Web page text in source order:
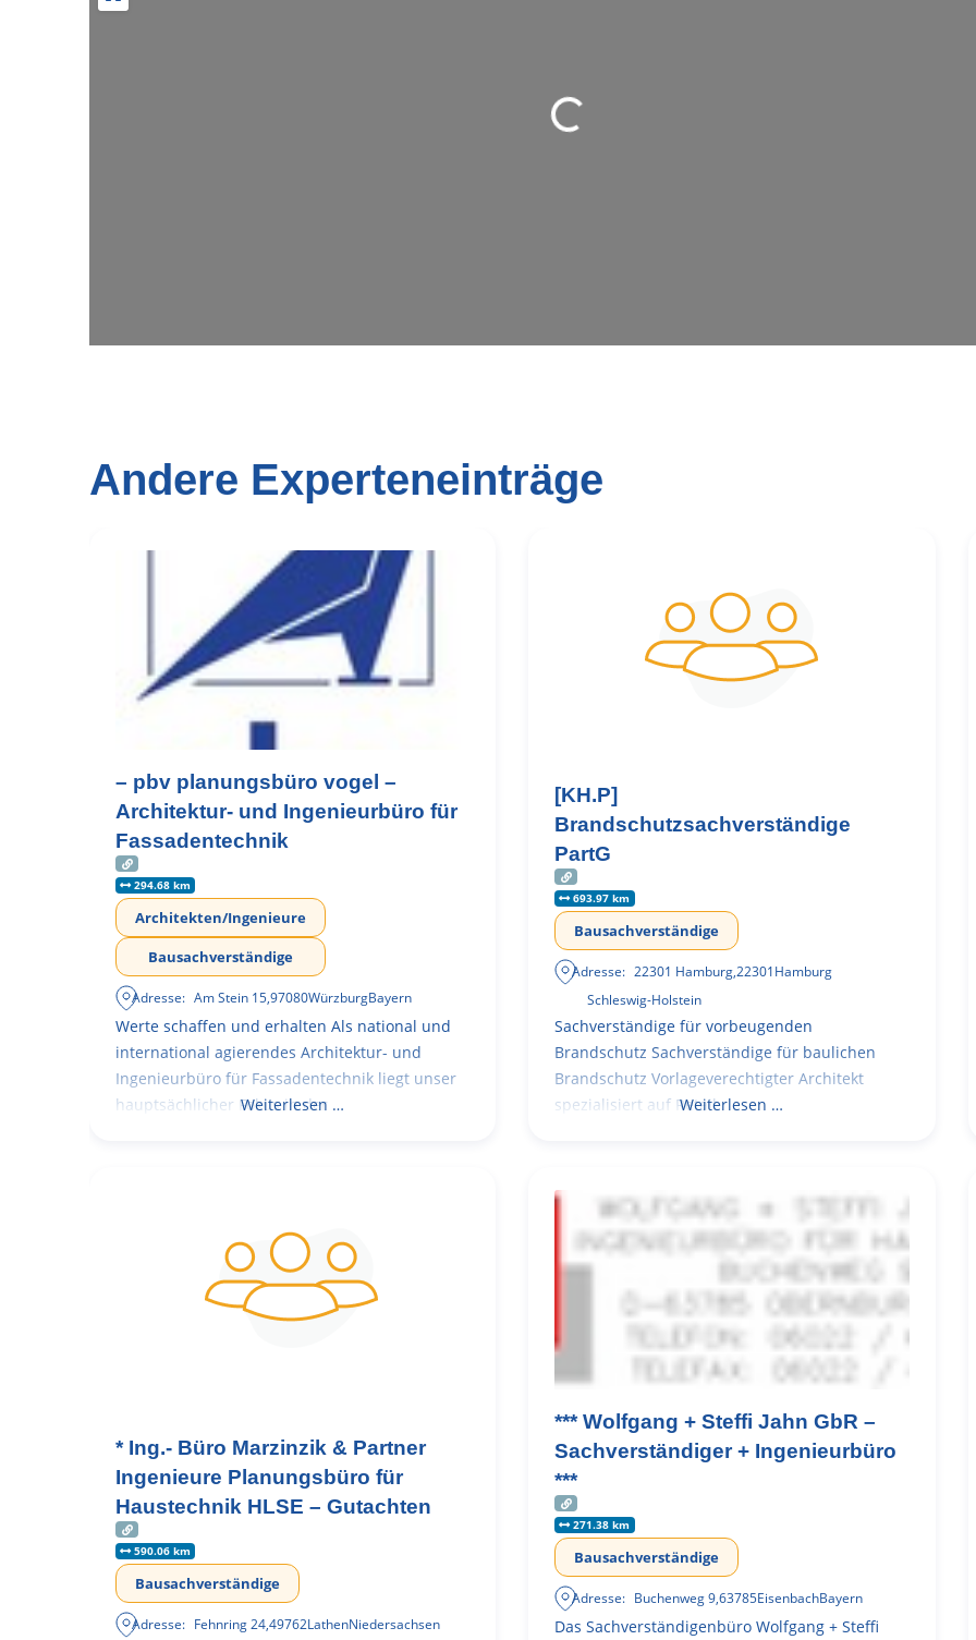
Wird geladen …
Andere Experteneinträge
– pbv planungsbüro vogel –
Architektur- und Ingenieurbüro für
Fassadentechnik
294.68 km
Architekten/Ingenieure
Bausachverständige
Adresse: Am Stein 15,97080WürzburgBayern
Werte schaffen und erhalten Als national und
international agierendes Architektur- und
Ingenieurbüro für Fassadentechnik liegt unser
hauptsächlicher Fokus in der
Weiterlesen …
[KH.P]
Brandschutzsachverständige
PartG
693.97 km
Bausachverständige
Adresse: 22301 Hamburg,22301Hamburg
Schleswig-Holstein
Sachverständige für vorbeugenden
Brandschutz Sachverständige für baulichen
Brandschutz Vorlageverechtigter Architekt
spezialisiert auf RetailWeiterlesen …
* Ing.- Büro Marzinzik & Partner
Ingenieure Planungsbüro für
Haustechnik HLSE – Gutachten
590.06 km
Bausachverständige
Adresse: Fehnring 24,49762LathenNiedersachsen
*** Wolfgang + Steffi Jahn GbR –
Sachverständiger + Ingenieurbüro
***
271.38 km
Bausachverständige
Adresse: Buchenweg 9,63785EisenbachBayern
Das Sachverständigenbüro Wolfgang + Steffi